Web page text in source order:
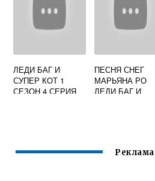
ЛЕДИ БАГ И
СУПЕР КОТ 1
СЕЗОН 4 СЕРИЯ
ПЕСНЯ СНЕГ
МАРЬЯНА РО
ЛЕДИ БАГ И
Реклама